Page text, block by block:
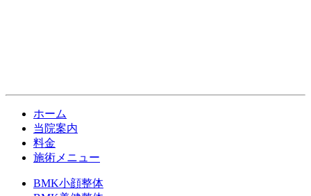
ホーム
当院案内
料金
施術メニュー
BMK小顔整体